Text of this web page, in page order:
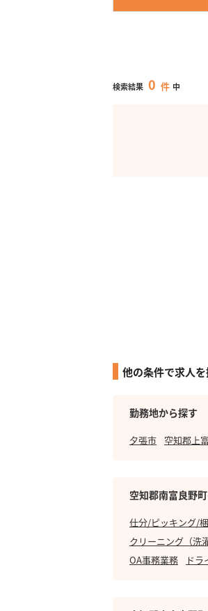
検索結果 0 件 中
他の条件で求人
勤務地から探す
夕張市 空知郡上
空知郡南富良野
仕分/ピッキング/
クリーニング（洗
OA事務業務
ドラ